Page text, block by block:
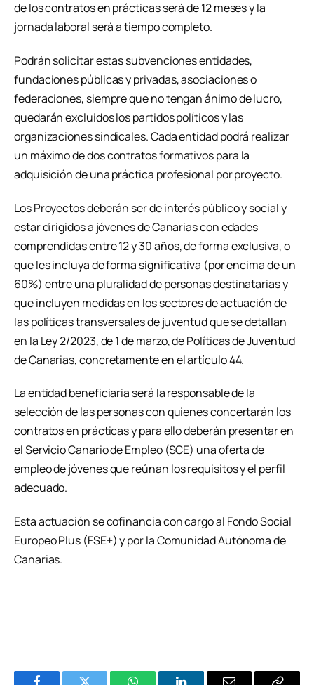
de los contratos en prácticas será de 12 meses y la
jornada laboral será a tiempo completo.
Podrán solicitar estas subvenciones entidades,
fundaciones públicas y privadas, asociaciones o
federaciones, siempre que no tengan ánimo de lucro,
quedarán excluidos los partidos políticos y las
organizaciones sindicales. Cada entidad podrá realizar
un máximo de dos contratos formativos para la
adquisición de una práctica profesional por proyecto.
Los Proyectos deberán ser de interés público y social y
estar dirigidos a jóvenes de Canarias con edades
comprendidas entre 12 y 30 años, de forma exclusiva, o
que les incluya de forma significativa (por encima de un
60%) entre una pluralidad de personas destinatarias y
que incluyen medidas en los sectores de actuación de
las políticas transversales de juventud que se detallan
en la Ley 2/2023, de 1 de marzo, de Políticas de Juventud
de Canarias, concretamente en el artículo 44.
La entidad beneficiaria será la responsable de la
selección de las personas con quienes concertarán los
contratos en prácticas y para ello deberán presentar en
el Servicio Canario de Empleo (SCE) una oferta de
empleo de jóvenes que reúnan los requisitos y el perfil
adecuado.
Esta actuación se cofinancia con cargo al Fondo Social
Europeo Plus (FSE+) y por la Comunidad Autónoma de
Canarias.